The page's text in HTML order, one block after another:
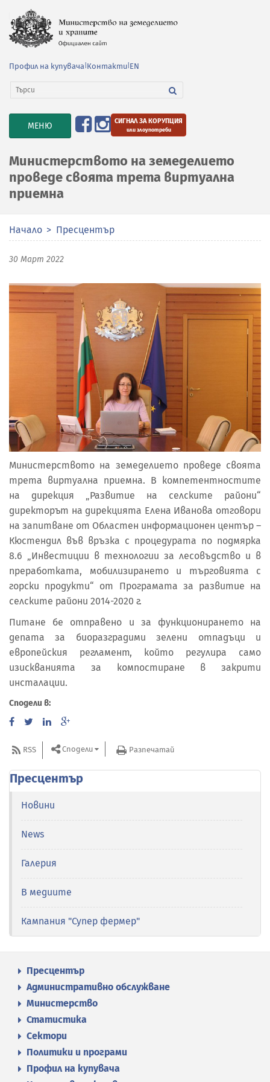
Профил на купувача Контакти EN
TOGGLE
NAVIGATION
МЕНЮ СИГНАЛ ЗА КОРУПЦИЯ
или злоупотреби
Министерството на земеделието
проведе своята трета виртуална
приемна
Начало Пресцентър
30 Март 2022
Министерството на земеделието проведе своята
трета виртуална приемна. В компетентностите
на дирекция „Развитие на селските райони“
директорът на дирекцията Елена Иванова отговори
на запитване от Областен информационен център –
Кюстендил във връзка с процедурата по подмярка
8.6 „Инвестиции в технологии за лесовъдство и в
преработката, мобилизирането и търговията с
горски продукти“ от Програмата за развитие на
селските райони 2014-2020 г.
Питане бе отправено и за функционирането на
депата за биоразградими зелени отпадъци и
европейския регламент, който регулира само
изискванията за компостиране в закрити
инсталации.
Сподели в:
RSS Сподели Разпечатай
Пресцентър
Новини
News
Галерия
В медиите
Кампания "Супер фермер"
Пресцентър
Административно обслужване
Министерство
Статистика
Сектори
Политики и програми
Профил на купувача